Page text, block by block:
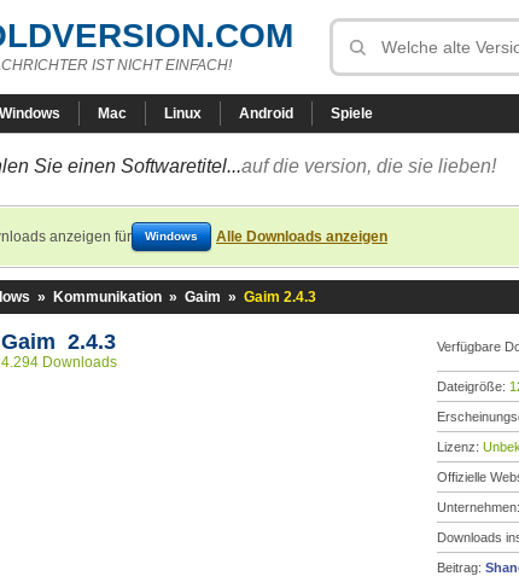
IST NICHT EINFACH!
Windows Mac Linux Android Spiele
Sie einen Softwaretitel...auf die version, die sie lieben!
anzeigen für Windows Alle Downloads anzeigen
» Kommunikation » Gaim » Gaim 2.4.3
Gaim 2.4.3
4.294 Downloads
Verfügbare
Dateigröße:
Lizenz:
Offizielle
Unternehmen:
Downloads
Beitrag: